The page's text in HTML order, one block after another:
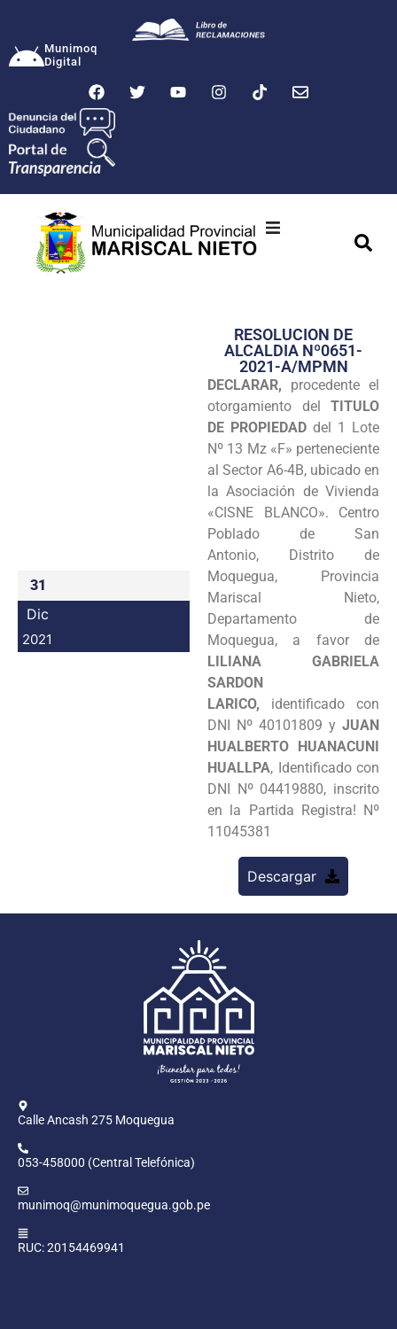
Munimoq
Digital
Transparencia
Seguridad
Programas
Intranet
31
Dic
2021
RESOLUCION DE
ALCALDIA Nº0651-
2021-A/MPMN
DECLARAR, procedente el
otorgamiento del TITULO
DE PROPIEDAD del 1 Lote
Nº 13 Mz «F» perteneciente
al Sector A6-4B, ubicado en
la Asociación de Vivienda
«CISNE BLANCO». Centro
Poblado de San
Antonio, Distrito de
Moquegua, Provincia
Mariscal Nieto,
Departamento de
Moquegua, a favor de
LILIANA GABRIELA
SARDON
LARICO, identificado con
DNI Nº 40101809 y JUAN
HUALBERTO HUANACUNI
HUALLPA, Identificado con
DNI Nº 04419880, inscrito
en la Partida Registra! Nº
11045381
Descargar
Calle Ancash 275 Moquegua
053-458000 (Central Telefónica)
munimoq@munimoquegua.gob.pe
RUC: 20154469941